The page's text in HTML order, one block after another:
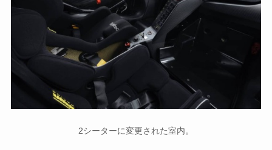
2シーターに変更された室内。